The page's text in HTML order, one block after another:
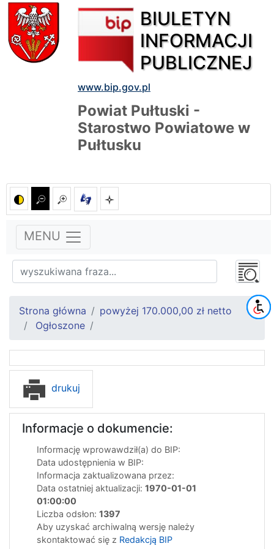
BIULETYN
INFORMACJI
PUBLICZNEJ
www.bip.gov.pl
Powiat Pułtuski -
Starostwo Powiatowe w
Pułtusku
MENU
Strona główna
powyżej 170.000,00 zł netto
Ogłoszone
drukuj
Informacje o dokumencie:
Informację wprowawdził(a) do BIP:
Data udostępnienia w BIP:
Informacja zaktualizowana przez:
Data ostatniej aktualizacji: 1970-01-01
01:00:00
Liczba odsłon: 1397
Aby uzyskać archiwalną wersję należy
skontaktować się z Redakcją BIP